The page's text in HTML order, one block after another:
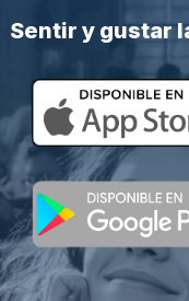
Sentir y gustar